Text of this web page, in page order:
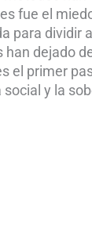
fue el
para dividir
dejado
el primer
y la